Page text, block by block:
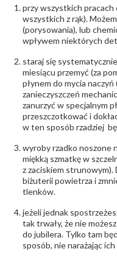
Bezpieczeństwo
- rodzaj
ostrzeżenia:
Nie
,
przy wszystkich pracach
wszystkich z rąk).
(porysowania), lub
wpływem niektórych
staraj się
miesiącu przemyć (za
płynem do mycia
zanieczyszczeń
zanurzyć w specjalnym
przeszczotkować i
w ten sposób rzadziej
wyroby rzadko noszone
miękką szmatkę w
z zaciskiem
biżuterii powietrza i
tlenków.
jeżeli jednak
tak trwały, że nie
do jubilera. Tylko tam
sposób, nie narażając